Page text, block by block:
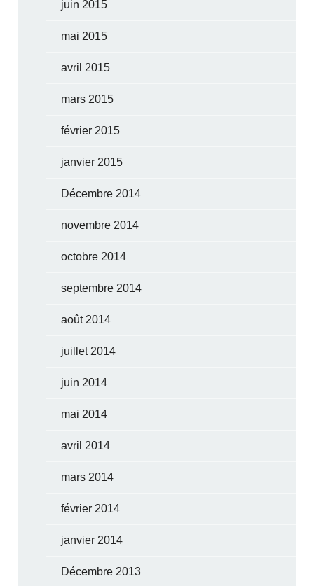
juin 2015
mai 2015
avril 2015
mars 2015
février 2015
janvier 2015
Décembre 2014
novembre 2014
octobre 2014
septembre 2014
août 2014
juillet 2014
juin 2014
mai 2014
avril 2014
mars 2014
février 2014
janvier 2014
Décembre 2013